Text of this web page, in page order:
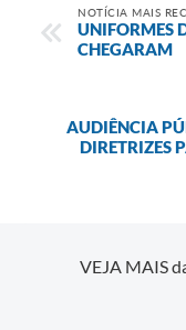
NOTÍCIA MAIS
UNIFORMES
CHEGARAM
AUDIÊNCIA
DIRETRIZES
VEJA MAIS